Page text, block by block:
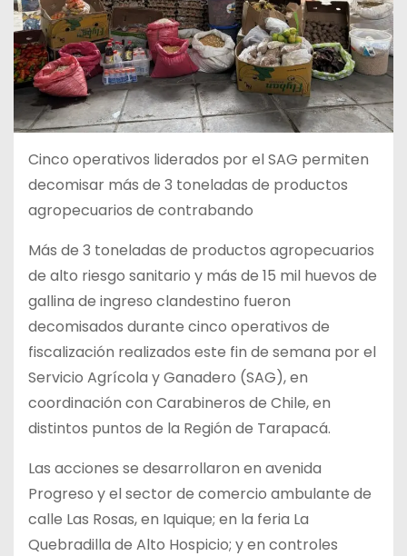
Cinco operativos liderados por el SAG permiten
decomisar más de 3 toneladas de productos
agropecuarios de contrabando
Más de 3 toneladas de productos agropecuarios
de alto riesgo sanitario y más de 15 mil huevos de
gallina de ingreso clandestino fueron
decomisados durante cinco operativos de
fiscalización realizados este fin de semana por el
Servicio Agrícola y Ganadero (SAG), en
coordinación con Carabineros de Chile, en
distintos puntos de la Región de Tarapacá.
Las acciones se desarrollaron en avenida
Progreso y el sector de comercio ambulante de
calle Las Rosas, en Iquique; en la feria La
Quebradilla de Alto Hospicio; y en controles